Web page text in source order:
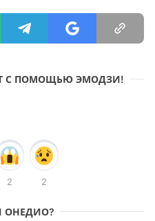
С ПОМОЩЬЮ ЭМОДЗИ!
2 2
ОНЕДИО?